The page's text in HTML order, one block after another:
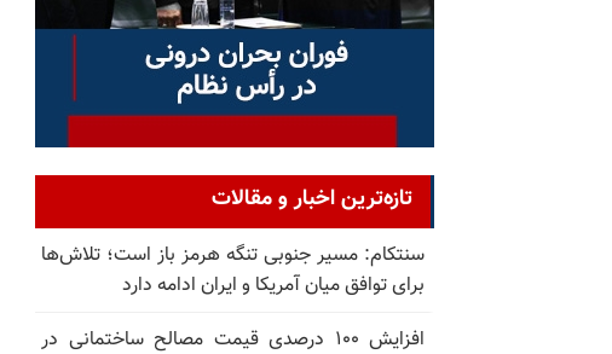
تازه‌ترین اخبار و مقالات
سنتکام: مسیر جنوبی تنگه هرمز باز است؛ تلاش‌ها
برای توافق میان آمریکا و ایران ادامه دارد
افزایش ۱۰۰ درصدی قیمت مصالح ساختمانی در